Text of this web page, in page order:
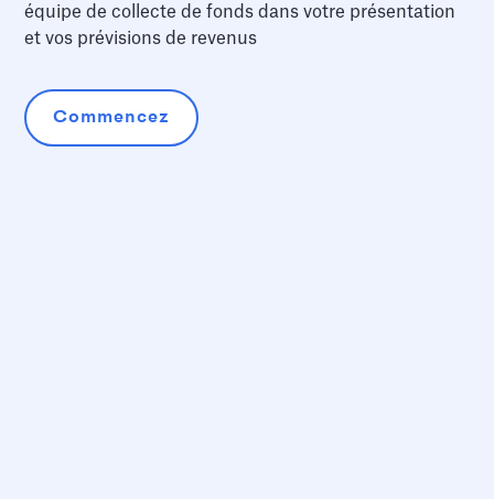
équipe de collecte de fonds dans votre présentation
et vos prévisions de revenus
Commencez